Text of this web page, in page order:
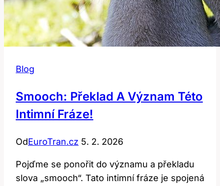
Blog
Smooch: Překlad A Význam Této
Intimní Fráze!
OdEuroTran.cz 5. 2. 2026
Pojďme se ponořit do významu a překladu
slova „smooch“. Tato intimní fráze je spojená